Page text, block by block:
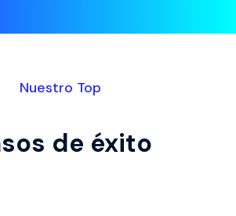
Nuestro Top
de éxito